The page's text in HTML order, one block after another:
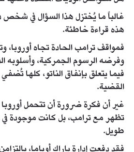
غالباً ما يُختزل هذا السؤال في شخص
هذه قراءة خاطئة.
فمواقف ترامب الحادة تجاه أوروبا،
وفرضه الرسوم الجمركية، وأسلوبه
فيما يتعلق بإنفاق الناتو، كلها
القضية.
غير أن فكرة ضرورة أن تتحمل
تظهر مع ترامب، بل كانت موجودة
طويل.